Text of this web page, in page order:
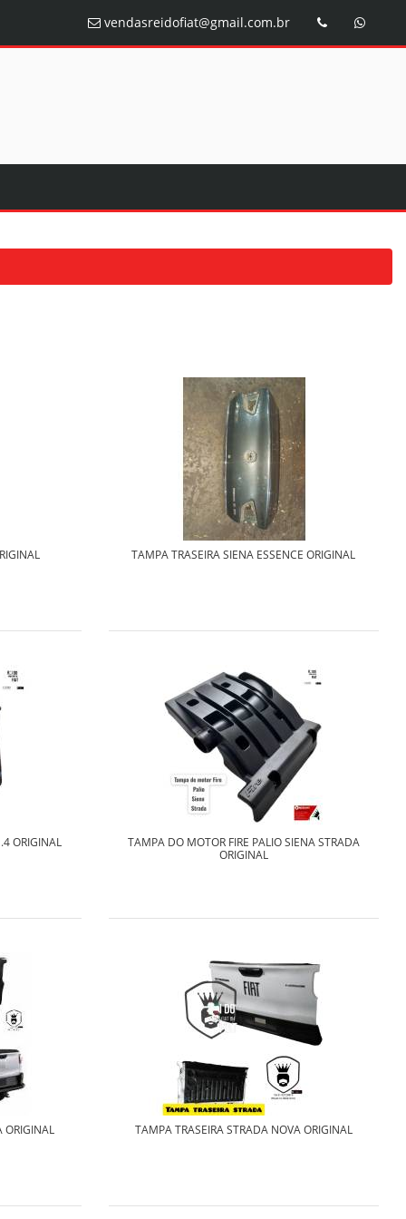
vendasreidofiat@gmail.com.br
TAMPA TRASEIRA SIENA ESSENCE ORIGINAL
ORIGINAL
TAMPA DO MOTOR FIRE PALIO SIENA STRADA
ORIGINAL
ORIGINAL TAMPA TRASEIRA STRADA NOVA ORIGINAL